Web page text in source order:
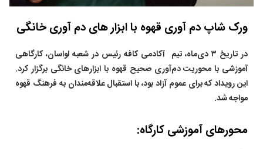
ورک شاپ دم آوری قهوه با ابزار های دم آوری خانگی
در تاریخ ۳دی‌ماه، تیم آکادمی کافه رئیس در شعبه لواسان، کارگاهی
آموزشی با محوریت دم‌آوری صحیح قهوه با ابزارهای خانگی برگزار کرد.
این رویداد که برای عموم آزاد بود، با استقبال علاقه‌مندان به فرهنگ قهوه
مواجه شد.
محورهای آموزشی کارگاه: